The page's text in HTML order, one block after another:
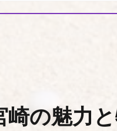
崎の魅力